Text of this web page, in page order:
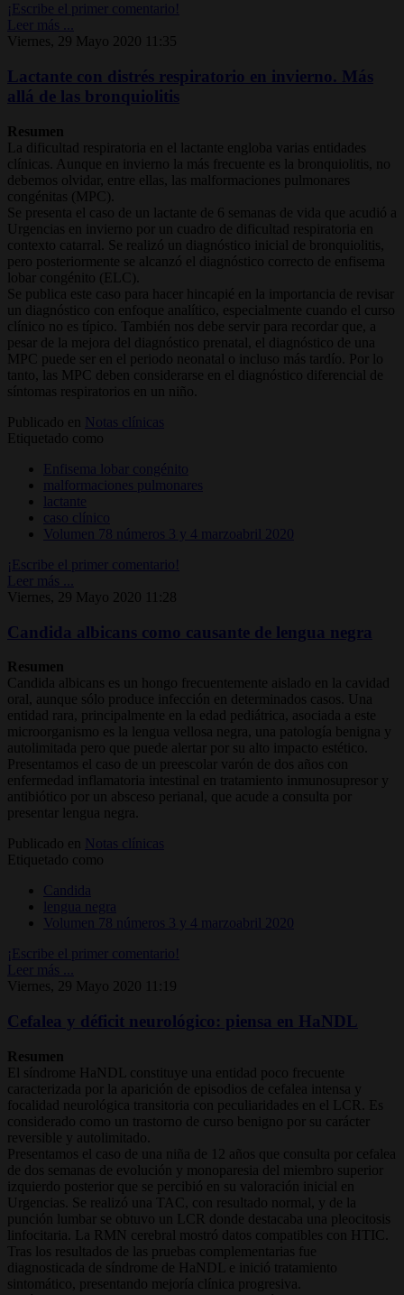
¡Escribe el primer comentario!
Leer más ...
Viernes, 29 Mayo 2020 11:35
Lactante con distrés respiratorio en invierno. Más
allá de las bronquiolitis
Resumen
La dificultad respiratoria en el lactante engloba varias entidades
clínicas. Aunque en invierno la más frecuente es la bronquiolitis, no
debemos olvidar, entre ellas, las malformaciones pulmonares
congénitas (MPC).
Se presenta el caso de un lactante de 6 semanas de vida que acudió a
Urgencias en invierno por un cuadro de dificultad respiratoria en
contexto catarral. Se realizó un diagnóstico inicial de bronquiolitis,
pero posteriormente se alcanzó el diagnóstico correcto de enfisema
lobar congénito (ELC).
Se publica este caso para hacer hincapié en la importancia de revisar
un diagnóstico con enfoque analítico, especialmente cuando el curso
clínico no es típico. También nos debe servir para recordar que, a
pesar de la mejora del diagnóstico prenatal, el diagnóstico de una
MPC puede ser en el periodo neonatal o incluso más tardío. Por lo
tanto, las MPC deben considerarse en el diagnóstico diferencial de
síntomas respiratorios en un niño.
Publicado en
Notas clínicas
Etiquetado como
Enfisema lobar congénito
malformaciones pulmonares
lactante
caso clínico
Volumen 78 números 3 y 4 marzoabril 2020
¡Escribe el primer comentario!
Leer más ...
Viernes, 29 Mayo 2020 11:28
Candida albicans como causante de lengua negra
Resumen
Candida albicans es un hongo frecuentemente aislado en la cavidad
oral, aunque sólo produce infección en determinados casos. Una
entidad rara, principalmente en la edad pediátrica, asociada a este
microorganismo es la lengua vellosa negra, una patología benigna y
autolimitada pero que puede alertar por su alto impacto estético.
Presentamos el caso de un preescolar varón de dos años con
enfermedad inflamatoria intestinal en tratamiento inmunosupresor y
antibiótico por un absceso perianal, que acude a consulta por
presentar lengua negra.
Publicado en
Notas clínicas
Etiquetado como
Candida
lengua negra
Volumen 78 números 3 y 4 marzoabril 2020
¡Escribe el primer comentario!
Leer más ...
Viernes, 29 Mayo 2020 11:19
Cefalea y déficit neurológico: piensa en HaNDL
Resumen
El síndrome HaNDL constituye una entidad poco frecuente
caracterizada por la aparición de episodios de cefalea intensa y
focalidad neurológica transitoria con peculiaridades en el LCR. Es
considerado como un trastorno de curso benigno por su carácter
reversible y autolimitado.
Presentamos el caso de una niña de 12 años que consulta por cefalea
de dos semanas de evolución y monoparesia del miembro superior
izquierdo posterior que se percibió en su valoración inicial en
Urgencias. Se realizó una TAC, con resultado normal, y de la
punción lumbar se obtuvo un LCR donde destacaba una pleocitosis
linfocitaria. La RMN cerebral mostró datos compatibles con HTIC.
Tras los resultados de las pruebas complementarias fue
diagnosticada de síndrome de HaNDL e inició tratamiento
sintomático, presentando mejoría clínica progresiva.